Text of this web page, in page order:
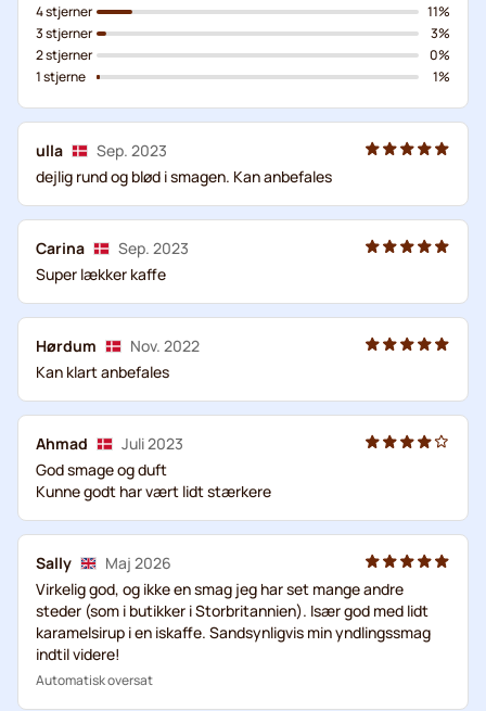
4 stjerner
3 stjerner
2 stjerner
1 stjerne
11%
3%
0%
1%
ulla
Sep. 2023
dejlig rund og blød i smagen. Kan anbefales
Carina
Sep. 2023
Super lækker kaffe
Hørdum
Nov. 2022
Kan klart anbefales
Ahmad
Juli 2023
God smage og duft
Kunne godt har vært lidt stærkere
Sally
Maj 2026
Virkelig god, og ikke en smag jeg har set mange andre
steder (som i butikker i Storbritannien). Især god med lidt
karamelsirup i en iskaffe. Sandsynligvis min yndlingssmag
indtil videre!
Automatisk oversat